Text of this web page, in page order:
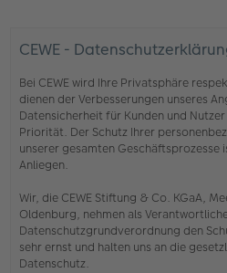
CEWE -
Bei CEWE wird Ihre Privatsphäre
dienen der Verbesserungen unseres
Datensicherheit für Kunden und
Priorität. Der Schutz Ihrer
unserer gesamten Geschäftsprozesse
Anliegen.
Wir, die CEWE Stiftung & Co. KGaA,
Oldenburg, nehmen als
Datenschutzgrundverordnung den
sehr ernst und halten uns an die
Datenschutz.